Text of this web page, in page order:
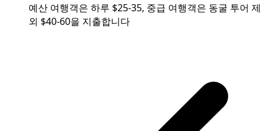
예산 여행객은 하루 $25-35, 중급 여행객은 동굴 투어 제
외 $40-60을 지출합니다